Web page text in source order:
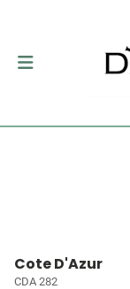
Cote D'Azur
CDA 282